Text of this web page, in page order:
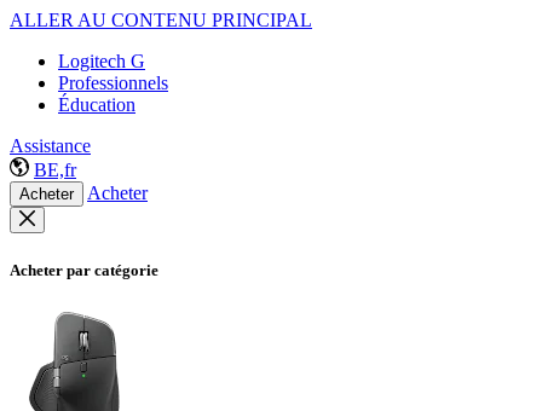
ALLER AU CONTENU PRINCIPAL
Logitech G
Professionnels
Éducation
Assistance
BE,fr
Acheter Acheter
Acheter par catégorie